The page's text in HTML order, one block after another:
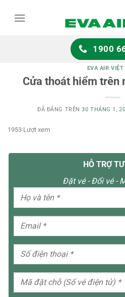
1900
EVA AIR
Cửa thoát hiểm trên
ĐÃ ĐĂNG TRÊN30 THÁNG 1,
1953 Lượt xem
HỖ TRỢ
Đặt vé - Đổi vé -